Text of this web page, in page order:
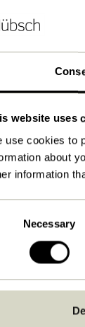
website uses
use cookies to
about
information
Necessary